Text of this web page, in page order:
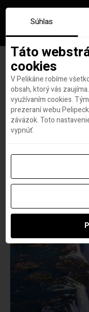
Súhlas
Táto
cookies
V Pelikáne robíme
obsah, ktorý vás
využívaním cookies.
prezeraní webu
záväzok. Toto
vypnúť.